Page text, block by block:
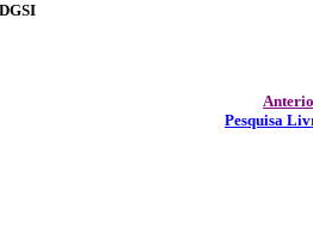
Pesquisa